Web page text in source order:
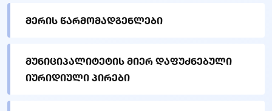
მერის წარმომადგენლები
მუნიციპალიტეტის მიერ დაფუძნებული
იურიდიული პირები